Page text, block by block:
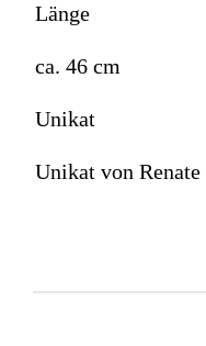
Länge
ca. 46 cm
Unikat
Unikat von Renate